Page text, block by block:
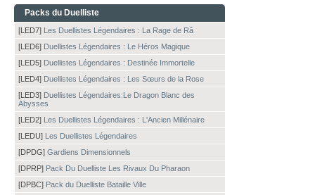
Packs du Duelliste
[LED7] Les Duellistes Légendaires : La Rage de Râ
[LED6] Duellistes Légendaires : Le Héros Magique
[LED5] Duellistes Légendaires : Destinée Immortelle
[LED4] Duellistes Légendaires : Les Sœurs de la Rose
[LED3] Duellistes Légendaires:Le Dragon Blanc des
Abysses
[LED2] Les Duellistes Légendaires : L'Ancien Millénaire
[LEDU] Les Duellistes Légendaires
[DPDG] Gardiens Dimensionnels
[DPRP] Pack Du Duelliste Les Rivaux Du Pharaon
[DPBC] Pack du Duelliste Bataille Ville